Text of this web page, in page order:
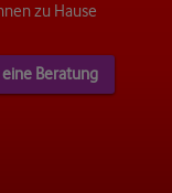
zu Hause
Beratung